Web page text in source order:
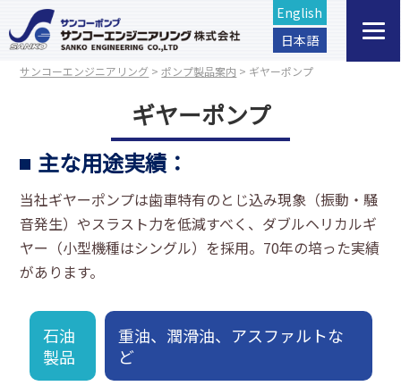
English
日本語
サンコーエンジニアリング >ポンプ製品案内 > ギヤーポンプ
ギヤーポンプ
主な用途実績：
当社ギヤーポンプは歯車特有のとじ込み現象（振動・騒
音発生）やスラスト力を低減すべく、ダブルヘリカルギ
ヤー（小型機種はシングル）を採用。70年の培った実績
があります。
石油
製品
重油、潤滑油、アスファルトな
ど